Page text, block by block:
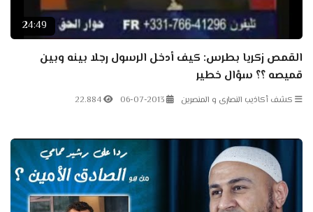
24:49
القمص زكريا بطرس: كيف أدخل الرسول رجلا بينه وبين
قميصه ؟؟ سؤال خطير
كشف أكاذيب النصارى و المنصرين 06-07-2013
22.884